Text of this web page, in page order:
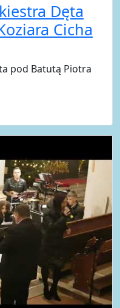
Dęta
Cicha
pod Batutą Piotra